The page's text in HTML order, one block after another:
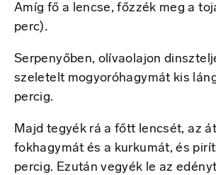
Amíg fő a lencse, főzzék meg a
perc).
Serpenyőben, olívaolajon
szeletelt mogyoróhagymát kis
percig.
Majd tegyék rá a főtt lencsét, az
fokhagymát és a kurkumát, és
percig. Ezután vegyék le az